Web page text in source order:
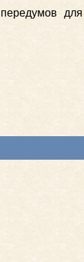
передумов для